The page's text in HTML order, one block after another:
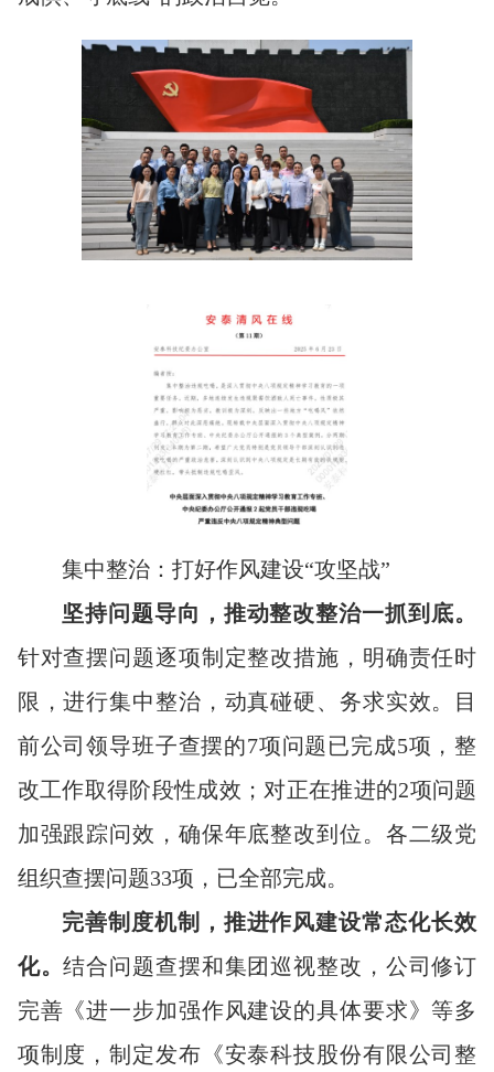
集中整治：打好作风建设“攻坚战”
坚持问题导向，推动整改整治一抓到底。
针对查摆问题逐项制定整改措施，明确责任时
限，进行集中整治，动真碰硬、务求实效。目
前公司领导班子查摆的7项问题已完成5项，整
改工作取得阶段性成效；对正在推进的2项问题
加强跟踪问效，确保年底整改到位。各二级党
组织查摆问题33项，已全部完成。
完善制度机制，推进作风建设常态化长效
化。结合问题查摆和集团巡视整改，公司修订
完善《进一步加强作风建设的具体要求》等多
项制度，制定发布《安泰科技股份有限公司整